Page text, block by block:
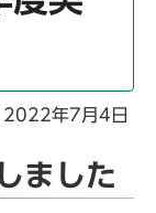
2022年7月4日
ました